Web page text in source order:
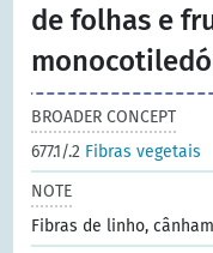
de folhas e
BROADER CONCEPT
677.1/.2 Fibras vegetais
NOTE
Fibras de linho,